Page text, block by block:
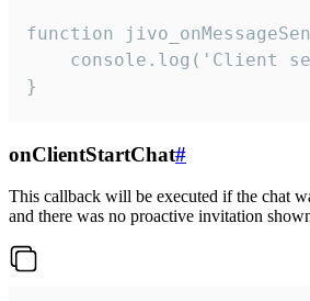
function
console.log('Client
}
onClientStartChat#
This callback will be executed if the chat
and there was no proactive invitation